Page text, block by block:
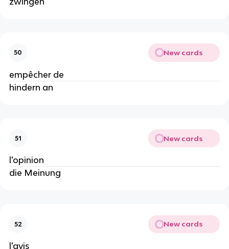
50 New cards
empêcher de
hindern an
51 New cards
l'opinion
die Meinung
52 New cards
l'avis